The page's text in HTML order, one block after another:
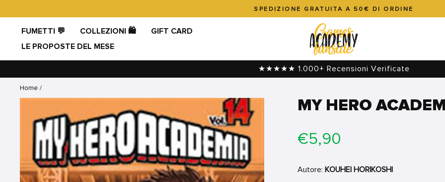
direttamente
contenuti
in
pausa
SPEDIZIONE GRATUITA A 50€ DI ORDINE
FUMETTI 💬 COLLEZIONI 🛍️
GIFT CARD
LE PROPOSTE DEL MESE
★★★★★ 1.000+ Recensioni Verificate
Home /
MY HERO
Prezzo
di
€5,90
Autore: KOUHEI HORIKOSHI